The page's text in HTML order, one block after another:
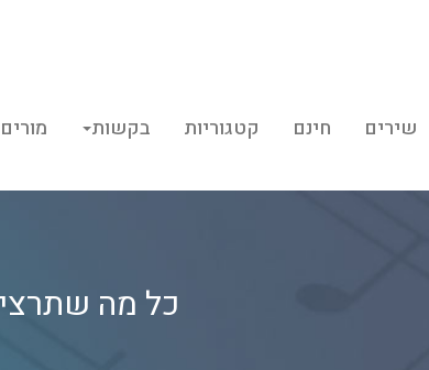
שירים חינם קטגוריות בקשות
כל מה שתרצי